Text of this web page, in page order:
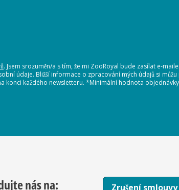
. Jsem srozuměn/a s tím, že mi ZooRoyal bude zasílat e-
údaje. Bližší informace o zpracování mých údajů si můžu
konci každého newsletteru. *Minimální hodnota
nás na: Zrušení smlouvy